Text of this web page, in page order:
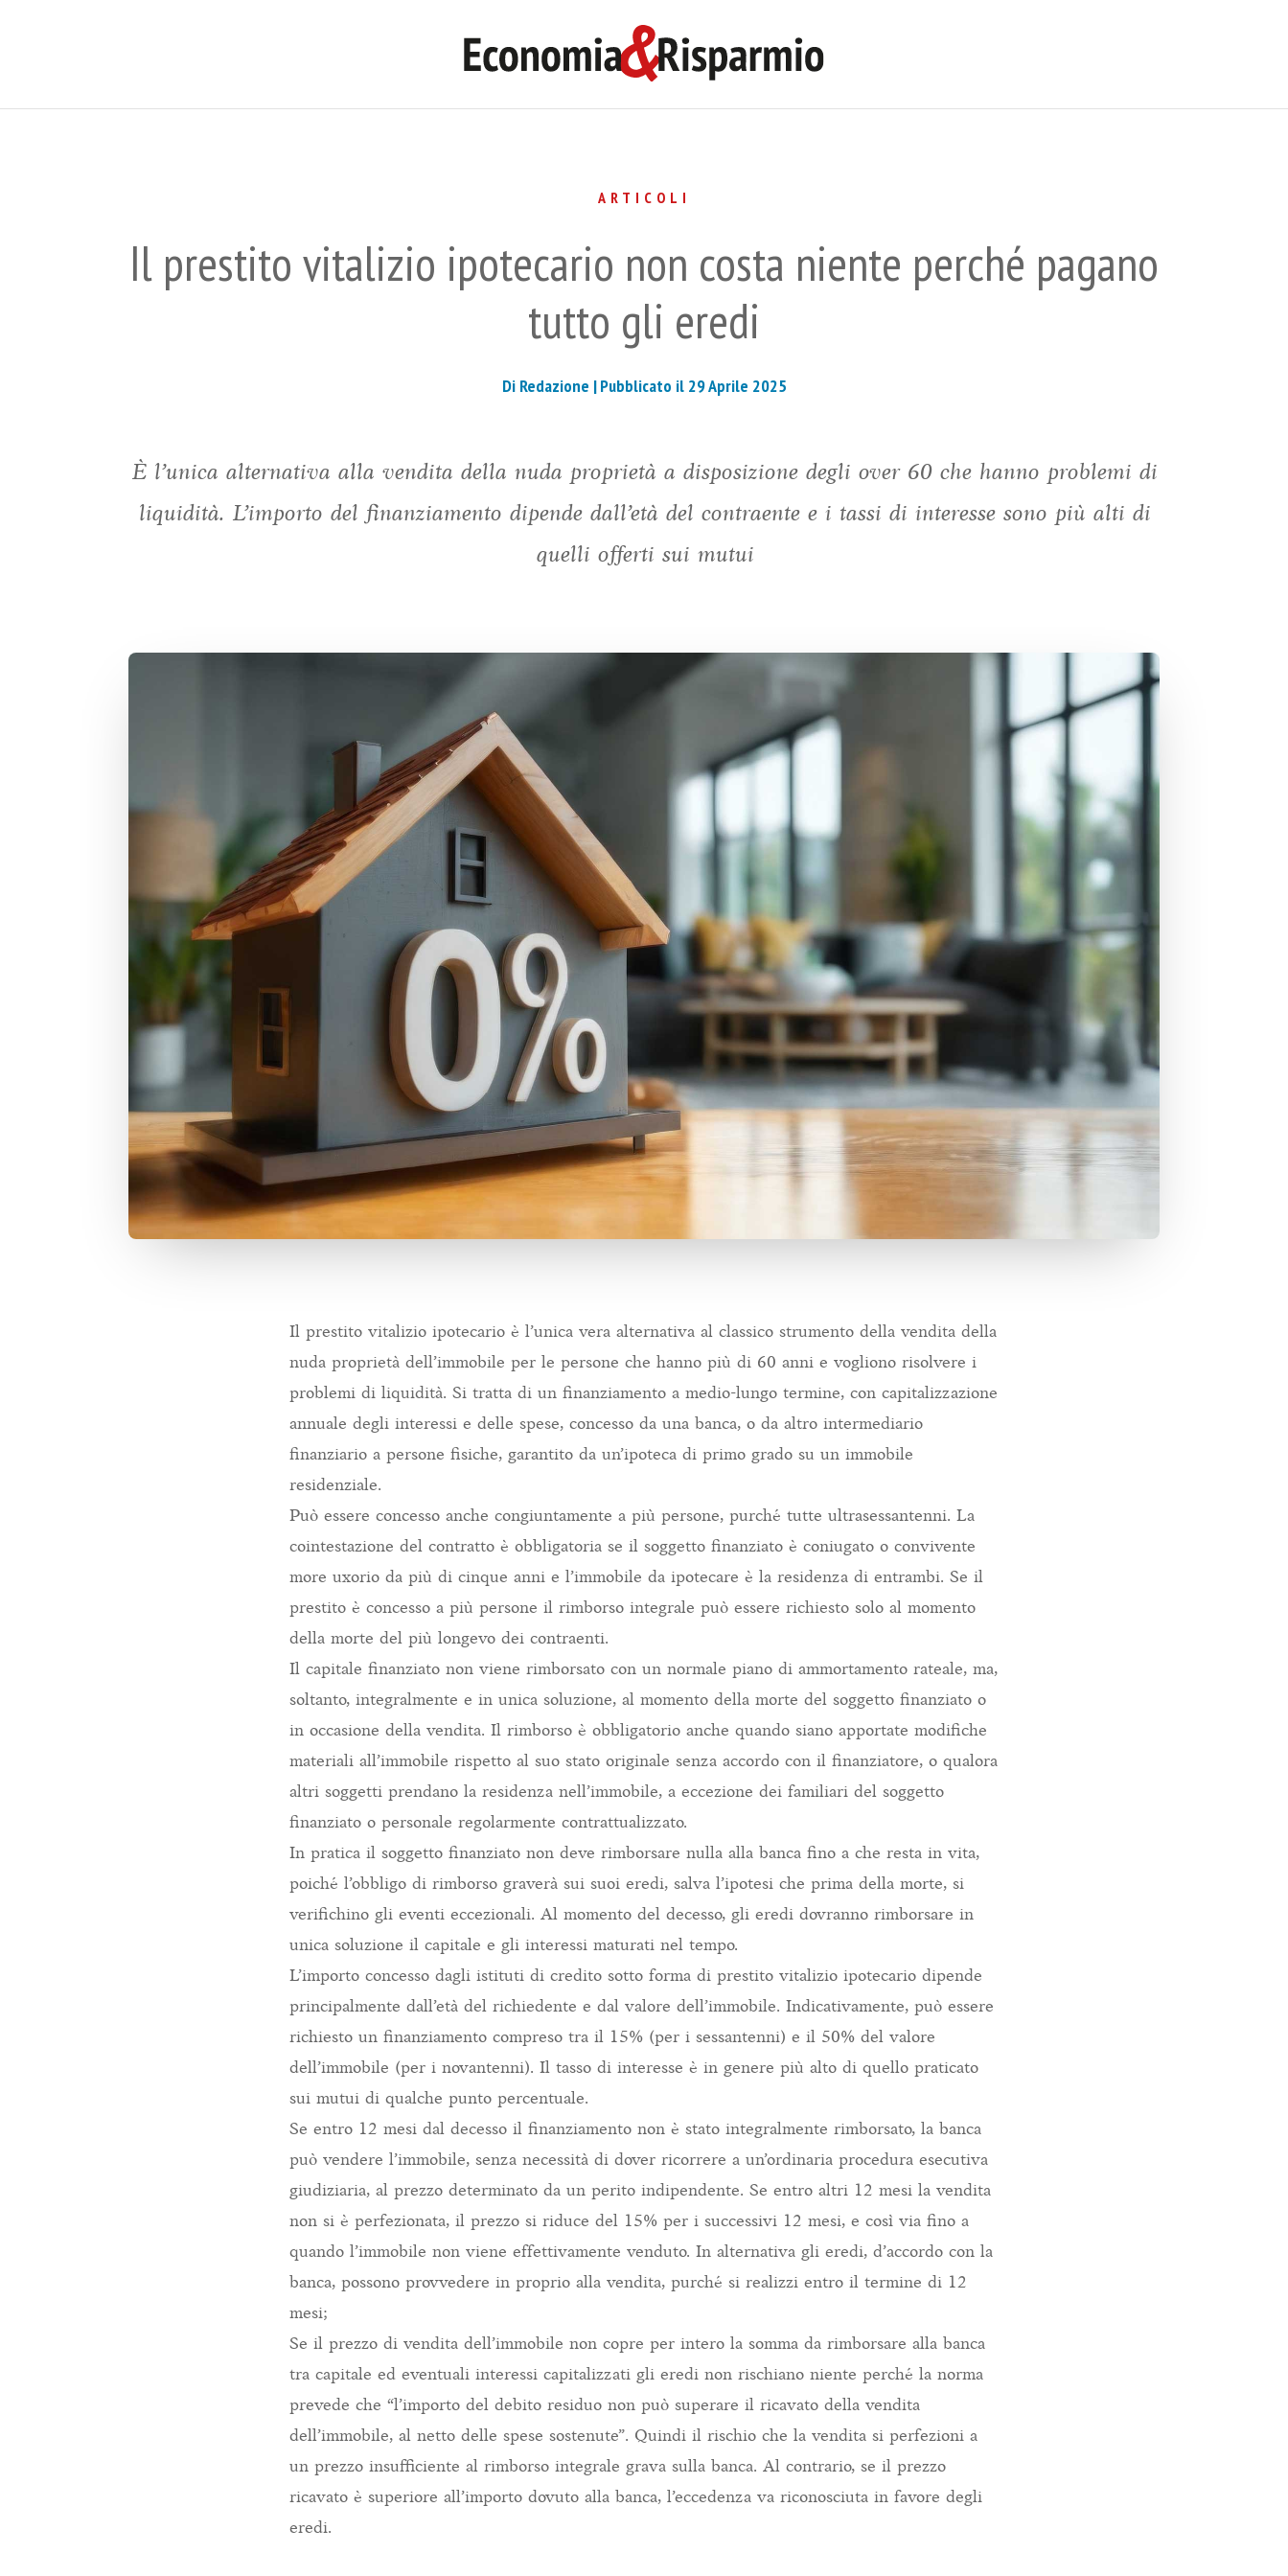
ARTICOLI
Il prestito vitalizio ipotecario non costa niente perché pagano
tutto gli eredi
Di Redazione |Pubblicato il 29 Aprile 2025
È l’unica alternativa alla vendita della nuda proprietà a disposizione degli over 60 che hanno problemi di
liquidità. L’importo del finanziamento dipende dall’età del contraente e i tassi di interesse sono più alti di
quelli offerti sui mutui
Il prestito vitalizio ipotecario è l’unica vera alternativa al classico strumento della vendita della
nuda proprietà dell’immobile per le persone che hanno più di 60 anni e vogliono risolvere i
problemi di liquidità. Si tratta di un finanziamento a medio-lungo termine, con capitalizzazione
annuale degli interessi e delle spese, concesso da una banca, o da altro intermediario
finanziario a persone fisiche, garantito da un’ipoteca di primo grado su un immobile
residenziale.
Può essere concesso anche congiuntamente a più persone, purché tutte ultrasessantenni. La
cointestazione del contratto è obbligatoria se il soggetto finanziato è coniugato o convivente
more uxorio da più di cinque anni e l’immobile da ipotecare è la residenza di entrambi. Se il
prestito è concesso a più persone il rimborso integrale può essere richiesto solo al momento
della morte del più longevo dei contraenti.
Il capitale finanziato non viene rimborsato con un normale piano di ammortamento rateale, ma,
soltanto, integralmente e in unica soluzione, al momento della morte del soggetto finanziato o
in occasione della vendita. Il rimborso è obbligatorio anche quando siano apportate modifiche
materiali all’immobile rispetto al suo stato originale senza accordo con il finanziatore, o qualora
altri soggetti prendano la residenza nell’immobile, a eccezione dei familiari del soggetto
finanziato o personale regolarmente contrattualizzato.
In pratica il soggetto finanziato non deve rimborsare nulla alla banca fino a che resta in vita,
poiché l’obbligo di rimborso graverà sui suoi eredi, salva l’ipotesi che prima della morte, si
verifichino gli eventi eccezionali. Al momento del decesso, gli eredi dovranno rimborsare in
unica soluzione il capitale e gli interessi maturati nel tempo.
L’importo concesso dagli istituti di credito sotto forma di prestito vitalizio ipotecario dipende
principalmente dall’età del richiedente e dal valore dell’immobile. Indicativamente, può essere
richiesto un finanziamento compreso tra il 15% (per i sessantenni) e il 50% del valore
dell’immobile (per i novantenni). Il tasso di interesse è in genere più alto di quello praticato
sui mutui di qualche punto percentuale.
Se entro 12 mesi dal decesso il finanziamento non è stato integralmente rimborsato, la banca
può vendere l’immobile, senza necessità di dover ricorrere a un’ordinaria procedura esecutiva
giudiziaria, al prezzo determinato da un perito indipendente. Se entro altri 12 mesi la vendita
non si è perfezionata, il prezzo si riduce del 15% per i successivi 12 mesi, e così via fino a
quando l’immobile non viene effettivamente venduto. In alternativa gli eredi, d’accordo con la
banca, possono provvedere in proprio alla vendita, purché si realizzi entro il termine di 12
mesi;
Se il prezzo di vendita dell’immobile non copre per intero la somma da rimborsare alla banca
tra capitale ed eventuali interessi capitalizzati gli eredi non rischiano niente perché la norma
prevede che “l’importo del debito residuo non può superare il ricavato della vendita
dell’immobile, al netto delle spese sostenute”. Quindi il rischio che la vendita si perfezioni a
un prezzo insufficiente al rimborso integrale grava sulla banca. Al contrario, se il prezzo
ricavato è superiore all’importo dovuto alla banca, l’eccedenza va riconosciuta in favore degli
eredi.